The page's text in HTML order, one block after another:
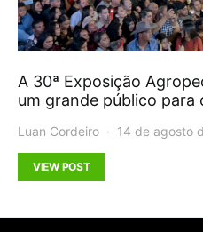
A 30ª Exposição
um grande público para
Luan Cordeiro 14 de agosto
VIEW POST